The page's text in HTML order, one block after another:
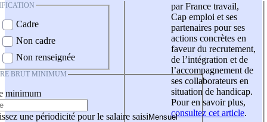
Cadre
Non cadre
Non renseignée
BRUT MINIMUM
minimum
une périodicité pour le salaire saisi
par France travail,
Cap emploi et ses
partenaires pour ses
actions concrètes en
faveur du recrutement,
de l’intégration et de
l’accompagnement de
ses collaborateurs en
situation de handicap.
Pour en savoir plus,
consultez cet article.